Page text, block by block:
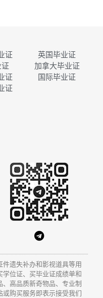
证
英国毕业证
加拿大毕业证
证
国际毕业证
证
遗失补办和影视道具等用
位证、买毕业证成绩单和
高品质新奇物品、专业制
购买服务即表示接受我们